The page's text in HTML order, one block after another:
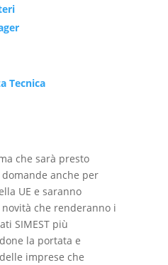
Tecnica
che sarà presto
anche per
UE e saranno
che renderanno i
SIMEST più
la portata e
imprese che